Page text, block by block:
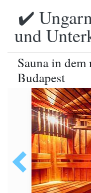
✔️
und
Sauna in
Budapest